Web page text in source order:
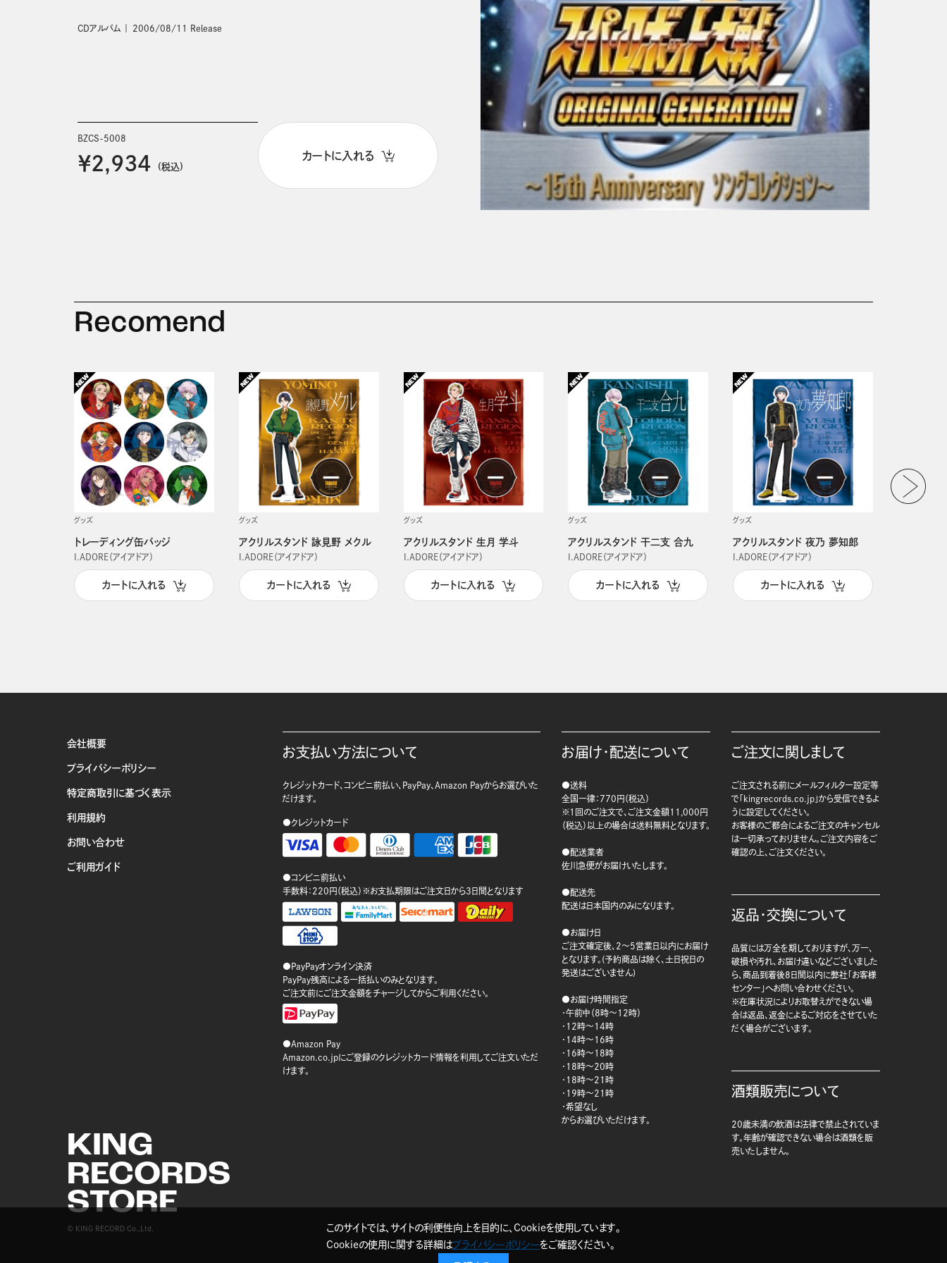
CDアルバム 2006/08/11 Release
BZCS-5008
￥2,934 (税込)
カートに入れる
Recomend
グッズ
トレーディング缶バッジ
I.ADORE（アイアドア）
カートに入れる
グッズ
アクリルスタンド 詠見野 メクル
I.ADORE（アイアドア）
カートに入れる
グッズ
アクリルスタンド 生月 学斗
I.ADORE（アイアドア）
カートに入れる
グッズ
アクリルスタンド 干二支 合九
I.ADORE（アイアドア）
カートに入れる
グッズ
アクリルスタンド 夜乃 夢知郎
I.ADORE（アイアドア）
カートに入れる
会社概要
プライバシーポリシー
特定商取引に基づく表示
利用規約
お問い合わせ
ご利用ガイド
KING
RECORDS
STORE
© KING RECORD Co.,Ltd.
お支払い方法について
クレジットカード、コンビニ前払い、PayPay、Amazon Payからお選びいた
だけます。
●クレジットカード
●コンビニ前払い
手数料：220円（税込）※お支払期限はご注文日から3日間となります
●PayPayオンライン決済
PayPay残高による一括払いのみとなります。
ご注文前にご注文金額をチャージしてからご利用ください。
●Amazon Pay
Amazon.co.jpにご登録のクレジットカード情報を利用してご注文いただ
けます。
お届け・配送について
●送料
全国一律：770円（税込）
※1回のご注文で、ご注文金額11,000円
（税込）以上の場合は送料無料となります。
●配送業者
佐川急便がお届けいたします。
●配送先
配送は日本国内のみになります。
●お届け日
ご注文確定後、2～5営業日以内にお届け
となります。(予約商品は除く、土日祝日の
発送はございません)
●お届け時間指定
・午前中（8時～12時）
・12時～14時
・14時～16時
・16時～18時
・18時～20時
・18時～21時
・19時～21時
・希望なし
からお選びいただけます。
ご注文に関しまして
ご注文される前にメールフィルター設定等
で「kingrecords.co.jp」から受信できるよ
うに設定してください。
お客様のご都合によるご注文のキャンセル
は一切承っておりません。ご注文内容をご
確認の上、ご注文ください。
返品・交換について
品質には万全を期しておりますが、万一、
破損や汚れ、お届け違いなどございました
ら、商品到着後8日間以内に弊社「お客様
センター」へお問い合わせください。
※在庫状況によりお取替えができない場
合は返品、返金によるご対応をさせていた
だく場合がございます。
酒類販売について
20歳未満の飲酒は法律で禁止されていま
す。年齢が確認できない場合は酒類を販
売いたしません。
このサイトでは、サイトの利便性向上を目的に、Cookieを使用しています。
Cookieの使用に関する詳細はプライバシーポリシーをご確認ください。